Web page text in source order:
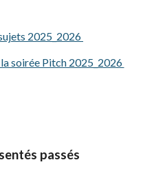
2025 _2026
soirée Pitch 2025_2026
passés